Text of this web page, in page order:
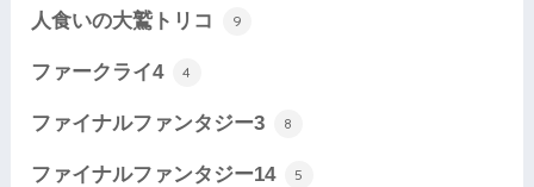
人食いの大鷲トリコ 9
ファークライ4 4
ファイナルファンタジー3 8
ファイナルファンタジー14 5